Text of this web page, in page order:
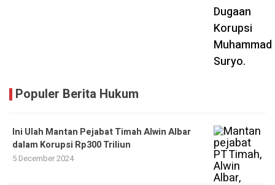
Populer Berita Hukum
Ini Ulah Mantan Pejabat Timah ‎Alwin Albar
dalam Korupsi Rp300 Triliun
5 December 2024